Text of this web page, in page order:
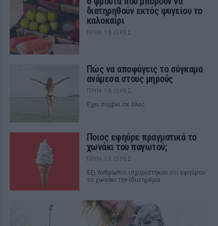
διατηρηθούν εκτός ψυγείου το
καλοκαίρι
ΠΡΙΝ 10 ΏΡΕΣ
Πώς να αποφύγεις το σύγκαμα
ανάμεσα στους μηρούς
ΠΡΙΝ 10 ΏΡΕΣ
Έχει συμβεί σε όλες
Ποιος εφηύρε πραγματικά το
χωνάκι του παγωτού;
ΠΡΙΝ 10 ΏΡΕΣ
Έξι άνθρωποι ισχυρίστηκαν ότι εφηύραν
το χωνάκι την ίδια ημέρα